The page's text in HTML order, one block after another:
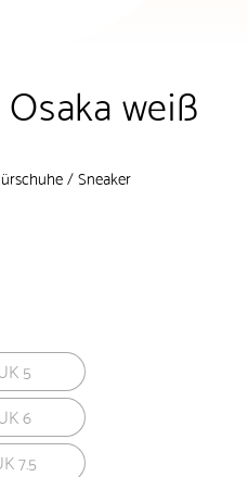
weiß
/Sneaker
5
6
7.5